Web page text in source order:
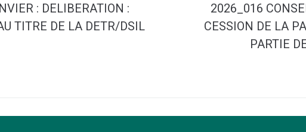
: DELIBERATION :
TITRE DE LA DETR/DSIL
2026_016
CESSION DE LA
PARTIE